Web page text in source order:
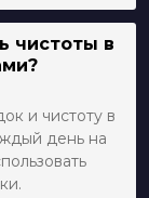
чистоты в
и чистоту в
день на